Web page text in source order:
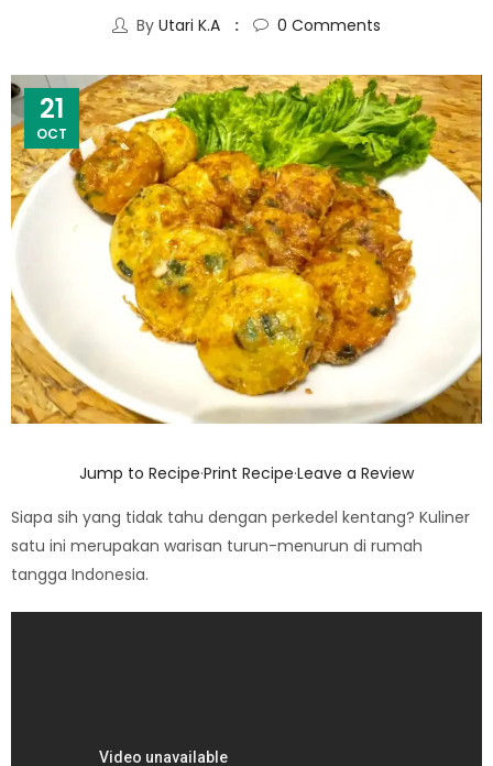
By Utari K.A 0 Comments
21
OCT
Jump to Recipe·Print Recipe·Leave a Review
Siapa sih yang tidak tahu dengan perkedel kentang? Kuliner
satu ini merupakan warisan turun-menurun di rumah
tangga Indonesia.